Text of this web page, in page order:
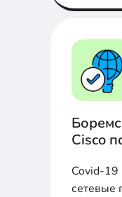
Cisco
Covid-19
сетевые